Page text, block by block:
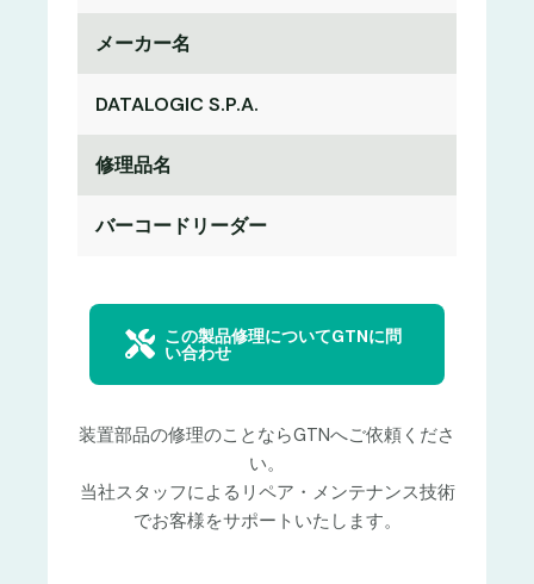
メーカー名
DATALOGIC S.P.A.
修理品名
バーコードリーダー
この製品修理についてGTNに問
い合わせ
装置部品の修理のことならGTNへご依頼くださ
い。
当社スタッフによるリペア・メンテナンス技術
でお客様をサポートいたします。